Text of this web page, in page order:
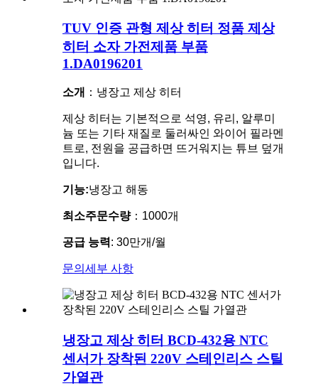
TUV 인증 관형 제상 히터 정품 제상
히터 소자 가전제품 부품
1.DA0196201
소개 ：냉장고 제상 히터
제상 히터는 기본적으로 석영, 유리, 알루미
늄 또는 기타 재질로 둘러싸인 와이어 필라멘
트로, 전원을 공급하면 뜨거워지는 튜브 덮개
입니다.
기능:냉장고 해동
최소주문수량：1000개
공급 능력: 30만개/월
문의 세부 사항
냉장고 제상 히터 BCD-432용 NTC
센서가 장착된 220V 스테인리스 스틸
가열관